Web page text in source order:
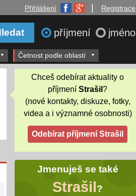
Přihlášení Registrace
příjmení jméno
Četnost podle oblastí
Chceš odebírat aktuality o
příjmení Strašil ?
(nové kontakty, diskuze, fotky,
videa a i významné osobnosti)
Jmenuješ se také
Strašil?